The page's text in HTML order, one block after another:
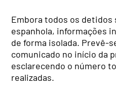
Embora todos os detidos
espanhola, informações
de forma isolada. Prevê-
comunicado no início da
esclarecendo o número
realizadas.